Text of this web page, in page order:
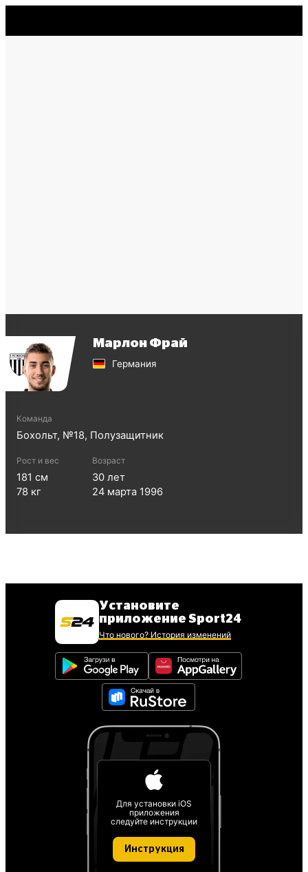
Марлон Фрай
Германия
Команда
Бохольт, №18, Полузащитник
Рост и вес
181 см
78 кг
Возраст
30 лет
24 марта 1996
Установите
приложение Sport24
Что нового? История изменений
Для установки iOS
приложения
следуйте инструкции
Инструкция